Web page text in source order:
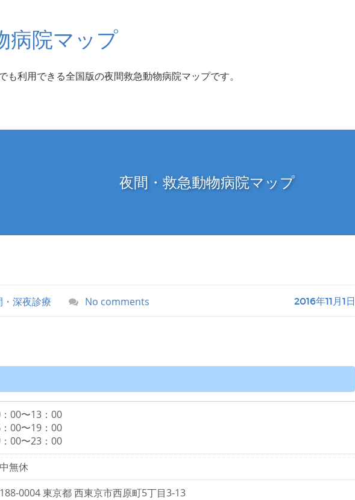
病院マップ
も利用できる全国版の夜間救急動物病院マップです。
夜間・救急動物病院マップ
・深夜診療 No comments 2016年11月1日
00〜13：00
00〜19：00
00〜23：00
無休
0004 東京都 西東京市西原町5丁目3-13